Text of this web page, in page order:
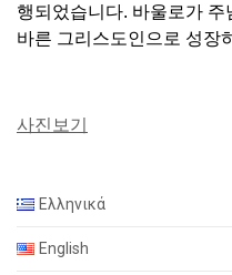
행되었습니다. 바울로가
바른 그리스도인으로 성장
사진보기
Ελληνικά
English